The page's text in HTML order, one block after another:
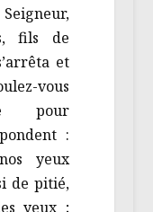
fils de
et
vous
pour
:
yeux
de pitié,
yeux ;